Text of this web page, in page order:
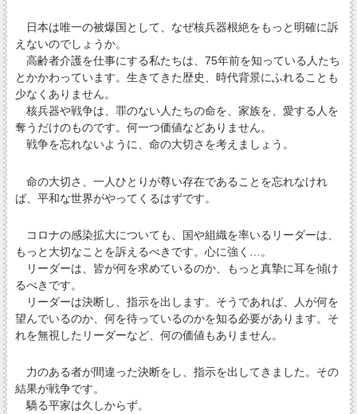
日本は唯一の被爆国として、なぜ核兵器根絶をもっと明確に訴
えないのでしょうか。
高齢者介護を仕事にする私たちは、75年前を知っている人たち
とかかわっています。生きてきた歴史、時代背景にふれることも
少なくありません。
核兵器や戦争は、罪のない人たちの命を、家族を、愛する人を
奪うだけのものです。何一つ価値などありません。
戦争を忘れないように、命の大切さを考えましょう。
命の大切さ、一人ひとりが尊い存在であることを忘れなけれ
ば、平和な世界がやってくるはずです。
コロナの感染拡大についても、国や組織を率いるリーダーは、
もっと大切なことを訴えるべきです。心に強く…。
リーダーは、皆が何を求めているのか、もっと真摯に耳を傾け
るべきです。
リーダーは決断し、指示を出します。そうであれば、人が何を
望んでいるのか、何を待っているのかを知る必要があります。そ
れを無視したリーダーなど、何の価値もありません。
力のある者が間違った決断をし、指示を出してきました。その
結果が戦争です。
驕る平家は久しからず。